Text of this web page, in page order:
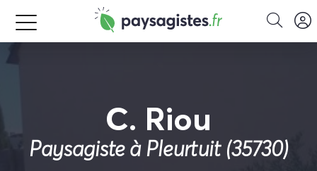
C. Riou
Paysagiste à Pleurtuit (35730)